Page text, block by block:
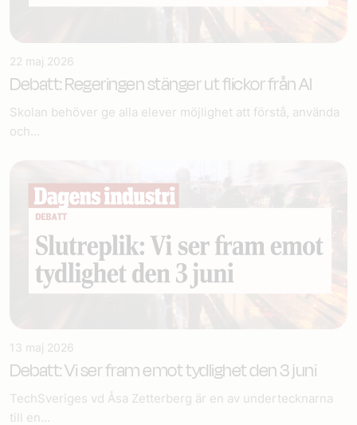
22 maj 2026
Debatt: Regeringen stänger ut flickor från AI
Skolan behöver ge alla elever möjlighet att förstå, använda
och...
13 maj 2026
Debatt: Vi ser fram emot tydlighet den 3 juni
TechSveriges vd Åsa Zetterberg är en av undertecknarna
till en...